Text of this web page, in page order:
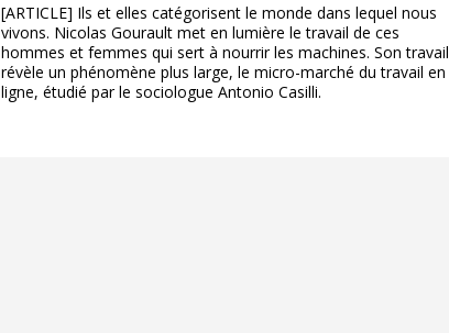
[ARTICLE] Ils et elles catégorisent le monde dans lequel nous
vivons. Nicolas Gourault met en lumière le travail de ces
hommes et femmes qui sert à nourrir les machines. Son travail
révèle un phénomène plus large, le micro-marché du travail en
ligne, étudié par le sociologue Antonio Casilli.